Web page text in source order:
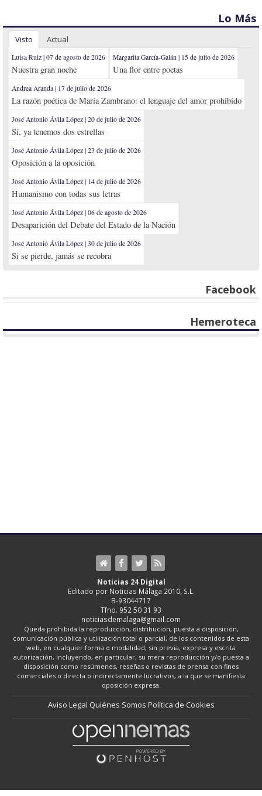
Lo Más
Visto Actual
Luisa Ruiz | 07 de agosto de 2026
Nuestra gran noche
Margarita García-Galán | 15 de julio de 2026
Una flor entre poetas
Andrea Aranda | 17 de julio de 2026
La razón poética de María Zambrano: el lenguaje del amor prohibido
José Antonio Ávila López | 20 de julio de 2026
Sí, ya tenemos dos estrellas
José Antonio Ávila López | 23 de julio de 2026
Oposición a la oposición
José Antonio Ávila López | 14 de julio de 2026
Humanismo con todas sus letras
José Antonio Ávila López | 06 de agosto de 2026
Desaparición del Debate del Estado de la Nación
José Antonio Ávila López | 30 de julio de 2026
Si se pierde, jamás se recobra
Facebook
Hemeroteca
Noticias 24 Digital
Editado por Noticias Málaga 2010, S.L.
B-93044717
Tfno. 952 50 31 93
noticiasdemalaga@gmail.com
Queda prohibida la reproducción, distribución, puesta a disposición,
comunicación pública y utilización total o parcial, de los contenidos de esta
web, en cualquier forma o modalidad, sin previa, expresa y escrita
autorización, incluyendo, en particular, su mera reproducción y/o puesta a
disposición como resúmenes, reseñas o revistas de prensa con fines
comerciales o directa o indirectamente lucrativos, a la que se manifiesta
oposición expresa.
Aviso Legal Quiénes Somos Política de Cookies